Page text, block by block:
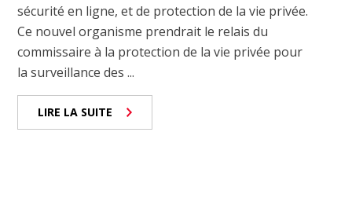
sécurité en ligne, et de protection de la vie privée.
Ce nouvel organisme prendrait le relais du
commissaire à la protection de la vie privée pour
la surveillance des ...
LIRE LA SUITE